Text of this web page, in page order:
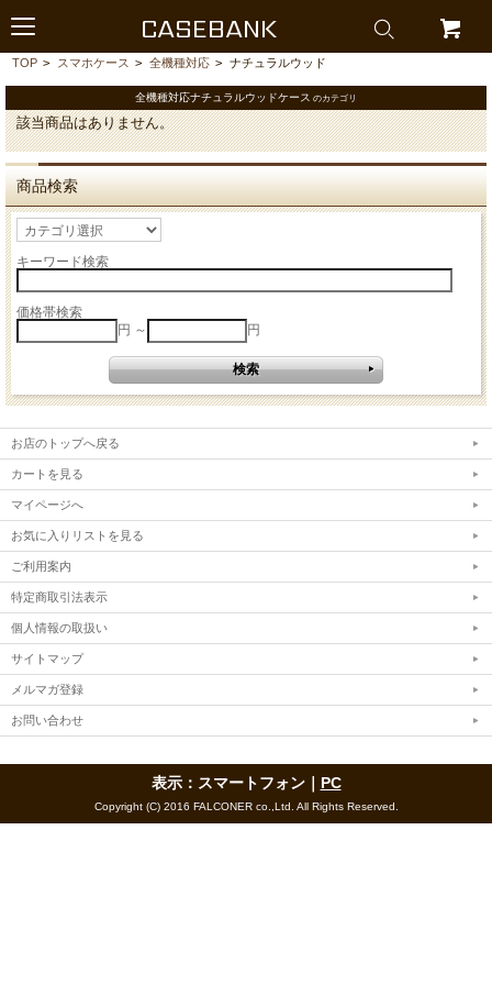
CASEBANK
TOP > スマホケース > 全機種対応 > ナチュラルウッド
全機種対応ナチュラルウッドケース のカテゴリ
該当商品はありません。
商品検索
キーワード検索
価格帯検索
円 ～
円
お店のトップへ戻る
カートを見る
マイページへ
お気に入りリストを見る
ご利用案内
特定商取引法表示
個人情報の取扱い
サイトマップ
メルマガ登録
お問い合わせ
表示：スマートフォン｜ PC
Copyright (C) 2016 FALCONER co.,Ltd. All Rights Reserved.